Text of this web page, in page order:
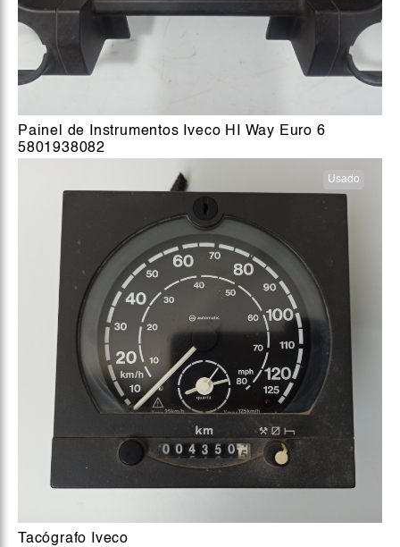
Painel de Instrumentos Iveco HI Way Euro 6
5801938082
Usado
Tacógrafo Iveco